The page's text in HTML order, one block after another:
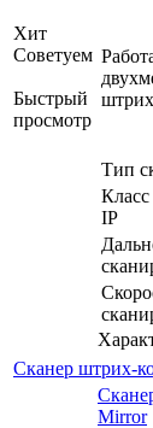
Хит
Советуем
Быстрый
просмотр
Тип
IP
Сканер штрих-
Mirror